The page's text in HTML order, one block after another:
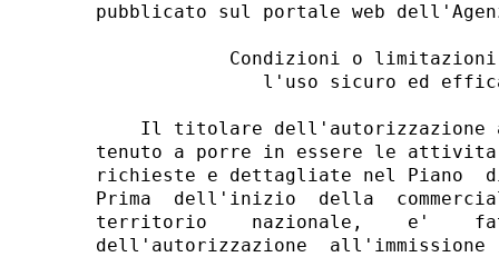
pubblicato sul portale web
Condizioni o
l'uso sicuro ed
Il titolare dell'autorizzazione
tenuto a porre in essere le
richieste e dettagliate nel Piano
Prima  dell'inizio  della
territorio    nazionale,    e'
dell'autorizzazione